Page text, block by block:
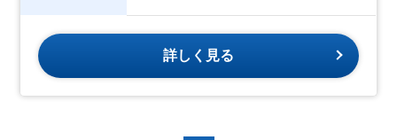
詳しく見る